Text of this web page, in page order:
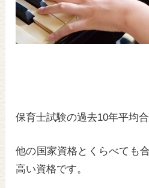
保育士試験の過去10年平均合
他の国家資格とくらべても
高い資格です。